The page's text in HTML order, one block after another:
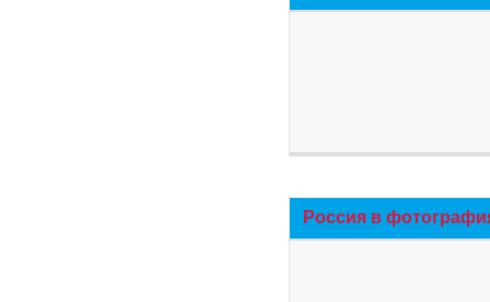
Россия в